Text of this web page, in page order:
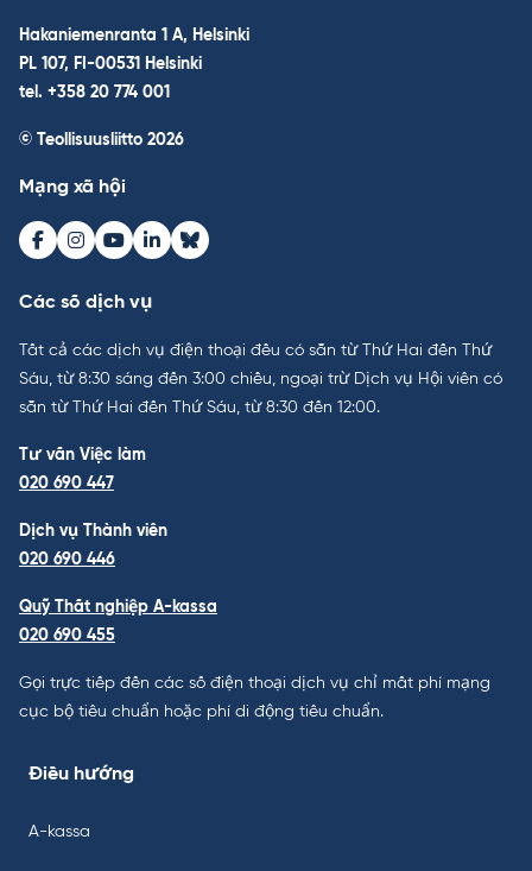
Hakaniemenranta 1 A, Helsinki
PL 107, FI-00531 Helsinki
tel. +358 20 774 001
© Teollisuusliitto 2026
Mạng xã hội
Facebook
Instagram
Youtube
LinkedInBluesky
Các số dịch vụ
Tất cả các dịch vụ điện thoại đều có sẵn từ Thứ Hai đến Thứ
Sáu, từ 8:30 sáng đến 3:00 chiều, ngoại trừ Dịch vụ Hội viên có
sẵn từ Thứ Hai đến Thứ Sáu, từ 8:30 đến 12:00.
Tư vấn Việc làm
020 690 447
Dịch vụ Thành viên
020 690 446
Quỹ Thất nghiệp A-kassa
020 690 455
Gọi trực tiếp đến các số điện thoại dịch vụ chỉ mất phí mạng
cục bộ tiêu chuẩn hoặc phí di động tiêu chuẩn.
Điều hướng
A-kassa